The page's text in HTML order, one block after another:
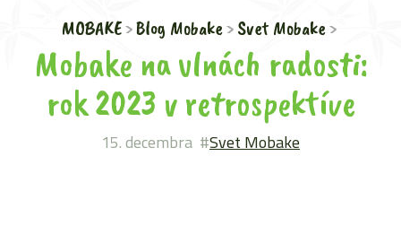
MOBAKE Blog Mobake Svet Mobake
Mobake na vlnách radosti:
rok 2023 v retrospektíve
15. decembra Svet Mobake